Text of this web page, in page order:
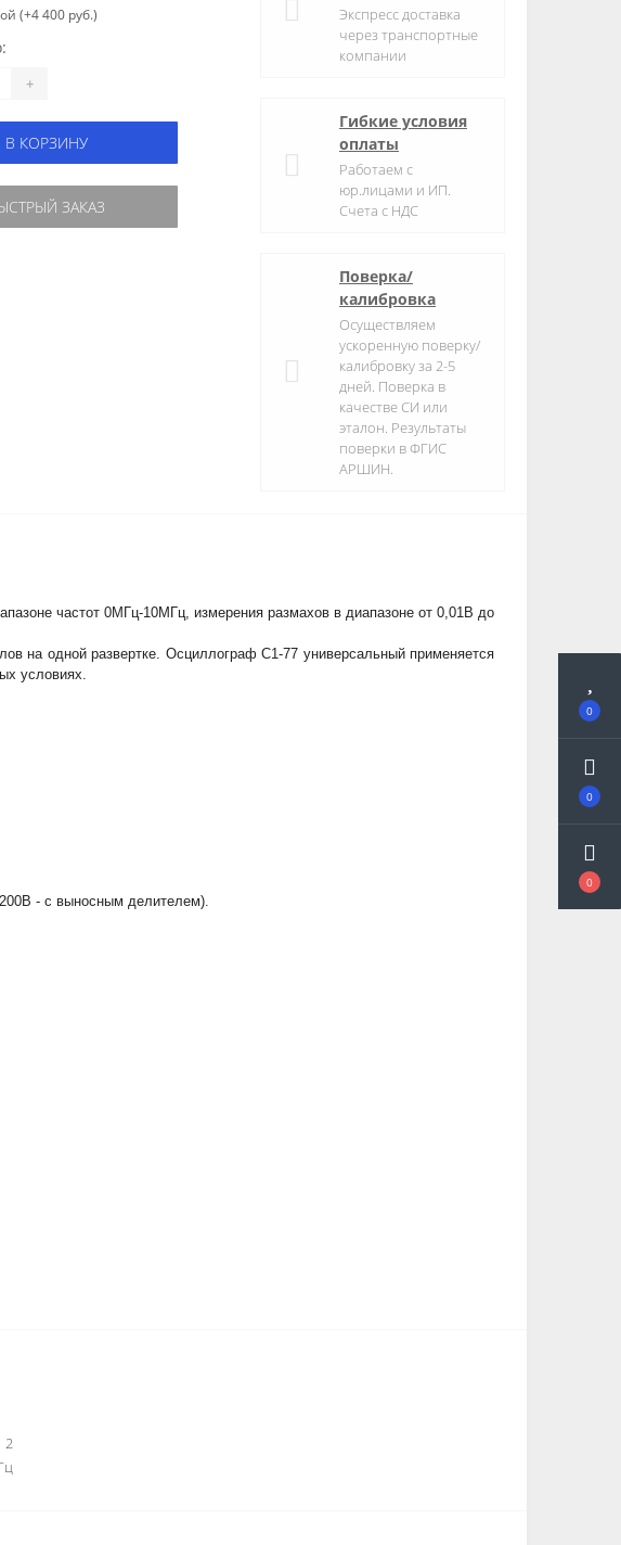
0
0
0
(+4 400 руб.)
+
В КОРЗИНУ
ЗАКАЗ
Экспресс доставка
через транспортные
компании
Гибкие условия
оплаты
Работаем с
юр.лицами и ИП.
Счета с НДС
Поверка/
калибровка
Осуществляем
ускоренную поверку/
калибровку за 2-5
дней. Поверка в
качестве СИ или
эталон. Результаты
поверки в ФГИС
АРШИН.
частот 0МГц-10МГц, измерения размахов в диапазоне от 0,01В до
на одной развертке. Осциллограф С1-77 универсальныйприменяется
условиях.
- с выносным делителем).
2